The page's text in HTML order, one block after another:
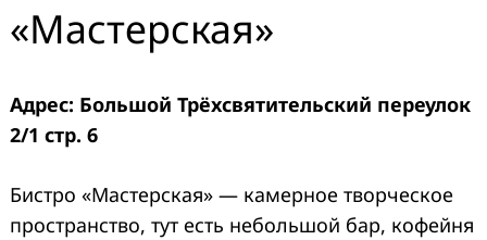
«Мастерская»
Адрес: Большой Трёхсвятительский переулок
2/1 стр. 6
Бистро «Мастерская» — камерное творческое
пространство, тут есть небольшой бар, кофейня